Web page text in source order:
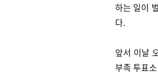
하는 일이
다.
앞서 이날
부족 투표